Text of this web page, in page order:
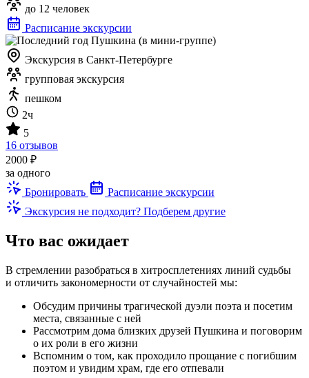
до 12 человек
Расписание экскурсии
Экскурсия в Санкт-Петербурге
групповая экскурсия
пешком
2ч
5
16 отзывов
2000 ₽
за одного
Бронировать
Расписание экскурсии
Экскурсия не подходит? Подберем другие
Что вас ожидает
В стремлении разобраться в хитросплетениях линий судьбы
и отличить закономерности от случайностей мы:
Обсудим причины трагической дуэли поэта и посетим
места, связанные с ней
Рассмотрим дома близких друзей Пушкина и поговорим
о их роли в его жизни
Вспомним о том, как проходило прощание с погибшим
поэтом и увидим храм, где его отпевали